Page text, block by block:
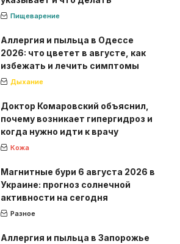
Пищеварение
Аллергия и пыльца в Одессе
2026: что цветет в августе, как
избежать и лечить симптомы
Дыхание
Доктор Комаровский объяснил,
почему возникает гипергидроз и
когда нужно идти к врачу
Кожа
Магнитные бури 6 августа 2026 в
Украине: прогноз солнечной
активности на сегодня
Разное
Аллергия и пыльца в Запорожье